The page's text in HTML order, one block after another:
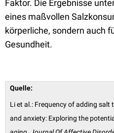
Faktor. Die Ergebnisse
eines maßvollen
körperliche, sondern auch
Gesundheit.
Quelle:
Li et al.: Frequency of adding
and anxiety: Exploring the